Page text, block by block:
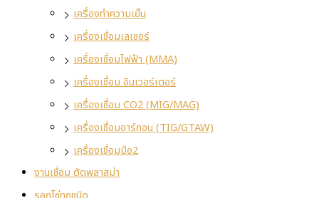
เครื่องทำความเย็น
เครื่องเชื่อมเลเซอร์
เครื่องเชื่อมไฟฟ้า (MMA)
เครื่องเชื่อม อินเวอร์เตอร์
เครื่องเชื่อม CO2 (MIG/MAG)
เครื่องเชื่อมอาร์กอน (TIG/GTAW)
เครื่องเชื่อมมือ2
งานเชื่อม ตัดพลาสม่า